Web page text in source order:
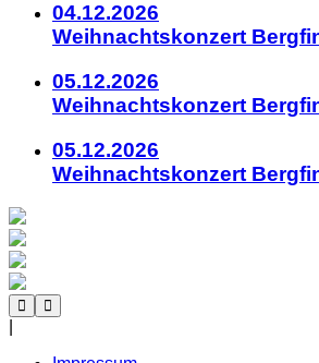
04.12.2026
Weihnachtskonzert
05.12.2026
Weihnachtskonzert
05.12.2026
Weihnachtskonzert